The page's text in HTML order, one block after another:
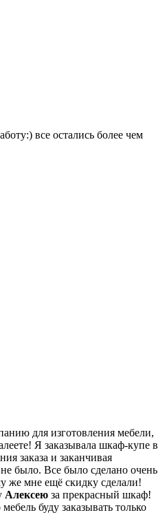
все остались более чем
для изготовления мебели,
Я заказывала шкаф-купе в
заказа и заканчивая
было. Все было сделано очень
же мне ещё скидку сделали!
Алексею за прекрасный шкаф!
буду заказывать только